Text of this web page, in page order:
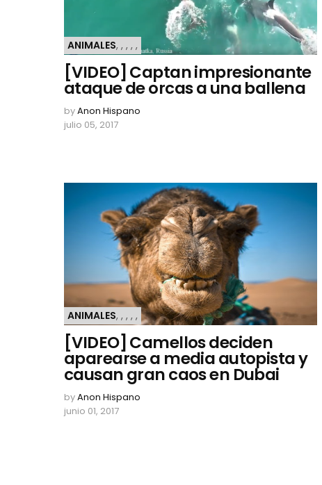
ANIMALES, , , , ,
[VIDEO] Captan impresionante
ataque de orcas a una ballena
byAnon Hispano
julio 05, 2017
ANIMALES, , , , ,
[VIDEO] Camellos deciden
aparearse a media autopista y
causan gran caos en Dubai
byAnon Hispano
junio 01, 2017